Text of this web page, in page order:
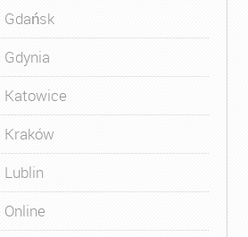
Katowice